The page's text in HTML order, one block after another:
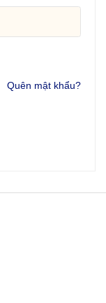
Quên mật khẩu?